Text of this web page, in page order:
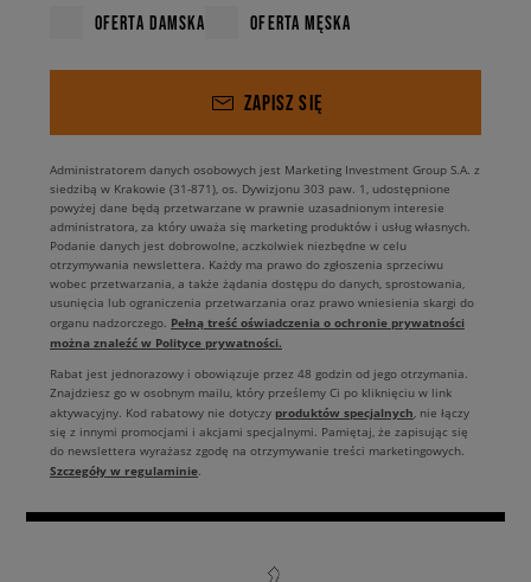
OFERTA DAMSKA OFERTA MĘSKA
ZAPISZ SIĘ
Administratorem danych osobowych jest Marketing Investment Group S.A. z
siedzibą w Krakowie (31-871), os. Dywizjonu 303 paw. 1, udostępnione
powyżej dane będą przetwarzane w prawnie uzasadnionym interesie
administratora, za który uważa się marketing produktów i usług własnych.
Podanie danych jest dobrowolne, aczkolwiek niezbędne w celu
otrzymywania newslettera. Każdy ma prawo do zgłoszenia sprzeciwu
wobec przetwarzania, a także żądania dostępu do danych, sprostowania,
usunięcia lub ograniczenia przetwarzania oraz prawo wniesienia skargi do
organu nadzorczego. Pełną treść oświadczenia o ochronie prywatności
można znaleźć w Polityce prywatności.
Rabat jest jednorazowy i obowiązuje przez 48 godzin od jego otrzymania.
Znajdziesz go w osobnym mailu, który prześlemy Ci po kliknięciu w link
aktywacyjny. Kod rabatowy nie dotyczy produktów specjalnych, nie łączy
się z innymi promocjami i akcjami specjalnymi. Pamiętaj, że zapisując się
do newslettera wyrażasz zgodę na otrzymywanie treści marketingowych.
Szczegóły w regulaminie.